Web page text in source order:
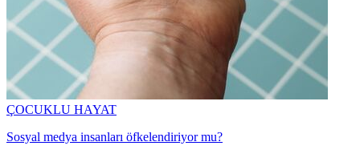
ÇOCUKLU HAYAT
Sosyal medya insanları öfkelendiriyor mu?